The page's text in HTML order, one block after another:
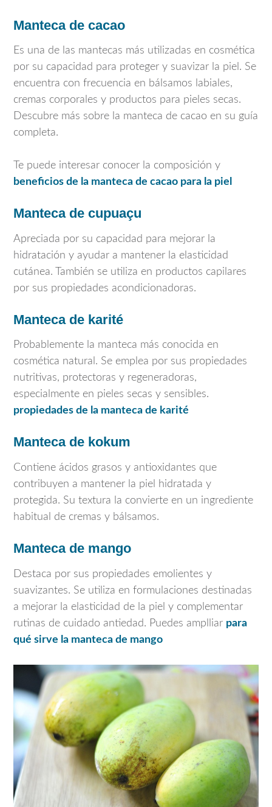
Manteca de cacao
Es una de las mantecas más utilizadas en cosmética
por su capacidad para proteger y suavizar la piel. Se
encuentra con frecuencia en bálsamos labiales,
cremas corporales y productos para pieles secas.
Descubre más sobre la manteca de cacao en su guía
completa.
Te puede interesar conocer la composición y
beneficios de la manteca de cacao para la piel
Manteca de cupuaçu
Apreciada por su capacidad para mejorar la
hidratación y ayudar a mantener la elasticidad
cutánea. También se utiliza en productos capilares
por sus propiedades acondicionadoras.
Manteca de karité
Probablemente la manteca más conocida en
cosmética natural. Se emplea por sus propiedades
nutritivas, protectoras y regeneradoras,
especialmente en pieles secas y sensibles.
propiedades de la manteca de karité
Manteca de kokum
Contiene ácidos grasos y antioxidantes que
contribuyen a mantener la piel hidratada y
protegida. Su textura la convierte en un ingrediente
habitual de cremas y bálsamos.
Manteca de mango
Destaca por sus propiedades emolientes y
suavizantes. Se utiliza en formulaciones destinadas
a mejorar la elasticidad de la piel y complementar
rutinas de cuidado antiedad. Puedes amplliar para
qué sirve la manteca de mango